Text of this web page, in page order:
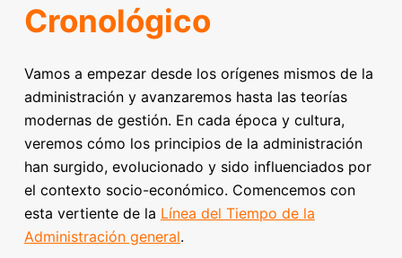
Cronológico
Vamos a empezar desde los orígenes mismos de la
administración y avanzaremos hasta las teorías
modernas de gestión. En cada época y cultura,
veremos cómo los principios de la administración
han surgido, evolucionado y sido influenciados por
el contexto socio-económico. Comencemos con
esta vertiente de la Línea del Tiempo de la
Administración general.